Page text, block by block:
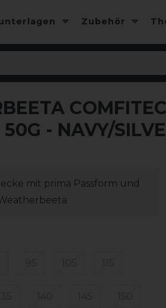
Zubehör
50G - NAVY/
mit prima Passform und